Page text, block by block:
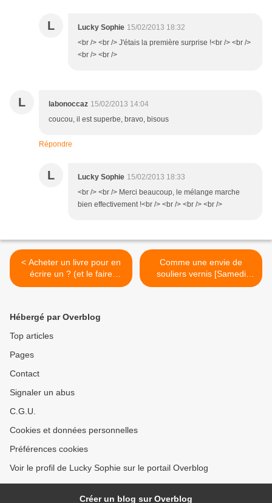
L Lucky Sophie 15/02/2013 18:32
<br /> <br /> J'étais la première surprise !<br /> <br />
<br /> <br />
L labonoccaz 15/02/2013 14:04
coucou, il est superbe, bravo, bisous
Répondre
L Lucky Sophie 15/02/2013 18:33
<br /> <br /> Merci beaucoup, le mélange marche
bien effectivement !<br /> <br /> <br /> <br />
< Acheter un livre pour en
écrire un ? (et le faire
publier)
Comme une envie de
souliers vernis [Samedi
Mode] >
Hébergé par Overblog
Top articles
Pages
Contact
Signaler un abus
C.G.U.
Cookies et données personnelles
Préférences cookies
Voir le profil de Lucky Sophie sur le portail Overblog
Créer un blog sur Overblog